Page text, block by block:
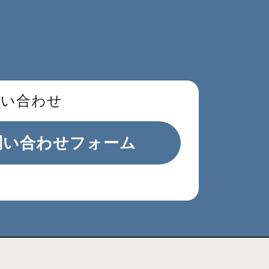
合わせ
合わせフォーム